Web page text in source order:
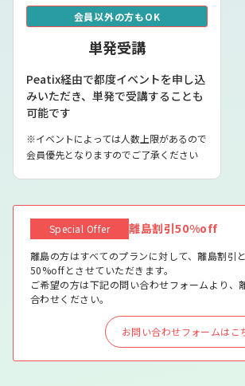
Special Offer 離島割引50%off
離島の方はすべてのプランに対して、離島割引
50%offとさせていただきます。
ご希望の方は下記の問い合わせフォームより、
合わせください。
お問い合わせフォームはこ
会員以外の方もOK
単発受講
Peatix経由で都度イベントを申し込
みいただき、単発で受講することも
可能です
※イベントによっては人数上限があるので
会員優先となりますのでご了承ください